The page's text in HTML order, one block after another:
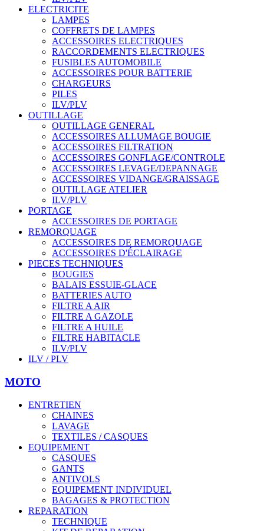
ELECTRICITE
LAMPES
COFFRETS DE LAMPES
ACCESSOIRES ELECTRIQUES
RACCORDEMENTS ELECTRIQUES
FUSIBLES AUTOMOBILE
ACCESSOIRES POUR BATTERIE
CHARGEURS
PILES
ILV/PLV
OUTILLAGE
OUTILLAGE GENERAL
ACCESSOIRES ALLUMAGE BOUGIE
ACCESSOIRES FILTRATION
ACCESSOIRES GONFLAGE/CONTROLE
ACCESSOIRES LEVAGE/DEPANNAGE
ACCESSOIRES VIDANGE/GRAISSAGE
OUTILLAGE ATELIER
ILV/PLV
PORTAGE
ACCESSOIRES DE PORTAGE
REMORQUAGE
ACCESSOIRES DE REMORQUAGE
ACCESSOIRES D'ÉCLAIRAGE
PIECES TECHNIQUES
BOUGIES
BALAIS ESSUIE-GLACE
BATTERIES AUTO
FILTRE A AIR
FILTRE A GAZOLE
FILTRE A HUILE
FILTRE HABITACLE
ILV/PLV
ILV / PLV
MOTO
ENTRETIEN
CHAINES
LAVAGE
TEXTILES / CASQUES
EQUIPEMENT
CASQUES
GANTS
ANTIVOLS
EQUIPEMENT INDIVIDUEL
BAGAGES & PROTECTION
REPARATION
TECHNIQUE